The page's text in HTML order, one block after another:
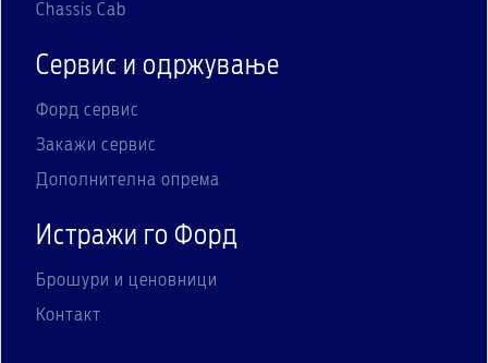
Chassis Cab
Сервис и одржување
Форд сервис
Закажи сервис
Дополнителна опрема
Истражи го Форд
Брошури и ценовници
Контакт